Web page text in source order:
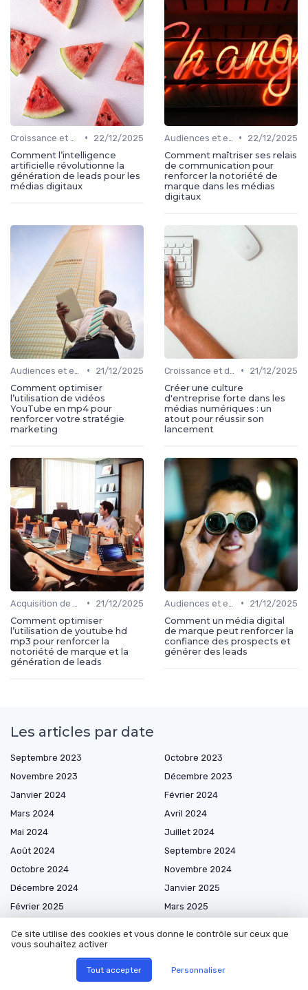
•
22/12/2025
Comment l’intelligence
artificielle révolutionne la
génération de leads pour les
médias digitaux
•
22/12/2025
Comment maîtriser ses relais
de communication pour
renforcer la notoriété de
marque dans les médias
digitaux
•
21/12/2025
Comment optimiser
l’utilisation de vidéos
YouTube en mp4 pour
renforcer votre stratégie
marketing
•
21/12/2025
Créer une culture
d'entreprise forte dans les
médias numériques : un
atout pour réussir son
lancement
•
21/12/2025
Comment optimiser
l’utilisation de youtube hd
mp3 pour renforcer la
notoriété de marque et la
génération de leads
•
21/12/2025
Comment un média digital
de marque peut renforcer la
confiance des prospects et
générer des leads
Les articles par date
Septembre 2023
Octobre 2023
Novembre 2023
Décembre 2023
Janvier 2024
Février 2024
Mars 2024
Avril 2024
Mai 2024
Juillet 2024
Août 2024
Septembre 2024
Octobre 2024
Novembre 2024
Décembre 2024
Janvier 2025
Février 2025
Mars 2025
Juin 2025
Ce site utilise des cookies et vous donne le contrôle sur ceux que
vous souhaitez activer
Tout accepter Personnaliser